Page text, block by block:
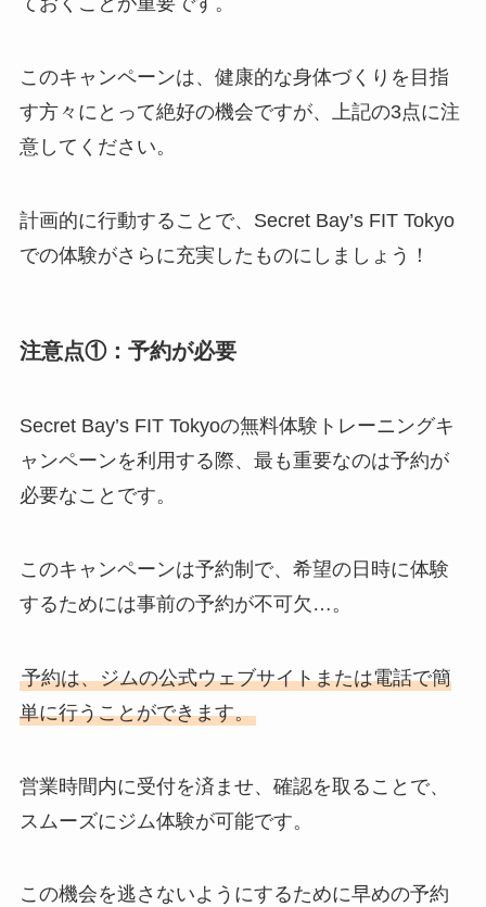
このキャンペーンは、健康的な身体づくりを目指
す方々にとって絶好の機会ですが、上記の3点に注
意してください。
計画的に行動することで、Secret Bay’s FIT Tokyo
での体験がさらに充実したものにしましょう！
注意点①：予約が必要
Secret Bay’s FIT Tokyoの無料体験トレーニングキ
ャンペーンを利用する際、最も重要なのは予約が
必要なことです。
このキャンペーンは予約制で、希望の日時に体験
するためには事前の予約が不可欠…。
予約は、ジムの公式ウェブサイトまたは電話で簡
単に行うことができます。
営業時間内に受付を済ませ、確認を取ることで、
スムーズにジム体験が可能です。
この機会を逃さないようにするために早めの予約